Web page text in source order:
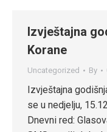
Izvještajna
Korane
Uncategorized By
Izvještajna
se u nedjelju,
Dnevni red: